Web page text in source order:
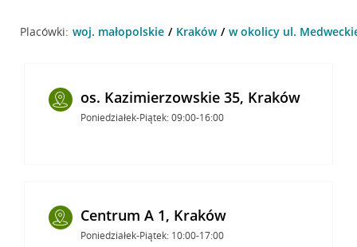
Placówki: woj. małopolskie Kraków w okolicy ul.
os. Kazimierzowskie 35, Kraków
Poniedziałek-Piątek: 09:00-16:00
Centrum A 1, Kraków
Poniedziałek-Piątek: 10:00-17:00